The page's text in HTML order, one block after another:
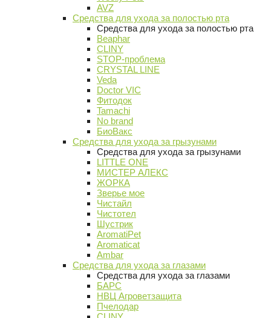
AVZ
Средства для ухода за полостью рта
Средства для ухода за полостью рта
Beaphar
CLINY
STOP-проблема
CRYSTAL LINE
Veda
Doctor VIC
Фитодок
Tamachi
No brand
БиоВакс
Средства для ухода за грызунами
Средства для ухода за грызунами
LITTLE ONE
МИСТЕР АЛЕКС
ЖОРКА
Зверье мое
Чистайл
Чистотел
Шустрик
AromatiPet
Aromaticat
Ambar
Средства для ухода за глазами
Средства для ухода за глазами
БАРС
НВЦ Агроветзащита
Пчелодар